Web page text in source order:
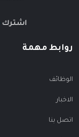
اشترك
روابط مهمة
الوظائف
الاخبار
اتصل بنا